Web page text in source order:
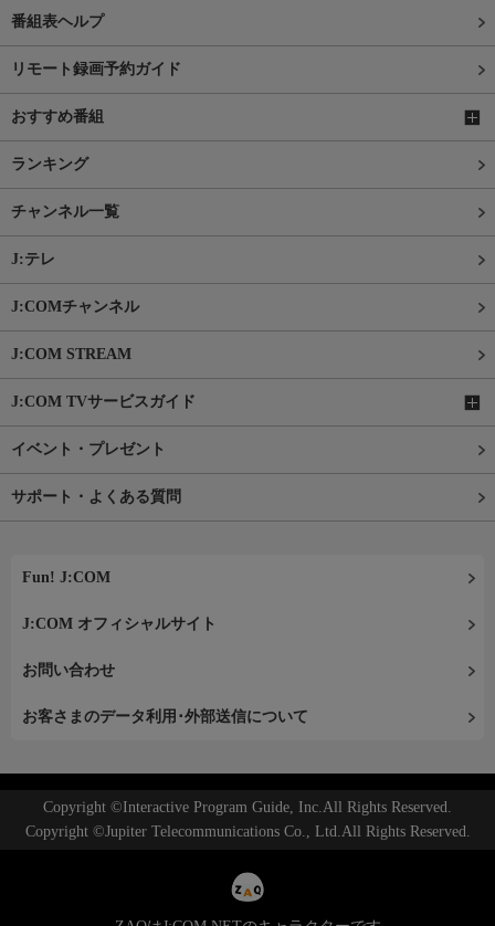
番組表ヘルプ
リモート録画予約ガイド
おすすめ番組
ランキング
チャンネル一覧
J:テレ
J:COMチャンネル
J:COM STREAM
J:COM TVサービスガイド
イベント・プレゼント
サポート・よくある質問
Fun! J:COM
J:COM オフィシャルサイト
お問い合わせ
お客さまのデータ利用･外部送信について
Copyright ©Interactive Program Guide, Inc.All Rights Reserved.
Copyright ©Jupiter Telecommunications Co., Ltd.All Rights Reserved.